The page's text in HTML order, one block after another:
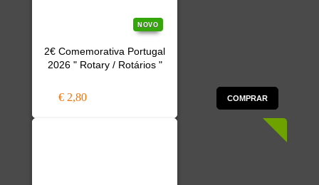
NOVO
2€ Comemorativa Portugal
2026 " Rotary / Rotários "
€ 2,80 COMPRAR